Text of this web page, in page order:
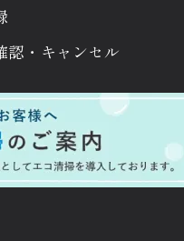
・ キャンセル